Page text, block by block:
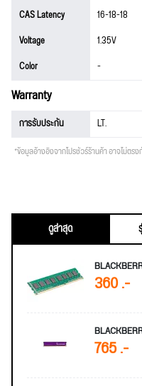
CAS Latency
16-18-18
Voltage
1.35V
Color
-
Warranty
การรับประกัน LT.
*ข้อมูลอ้างอิงจากโปรชัวร์ร้านค้า อาจไม่ต
ดูล่าสุด
360 .-
765 .-